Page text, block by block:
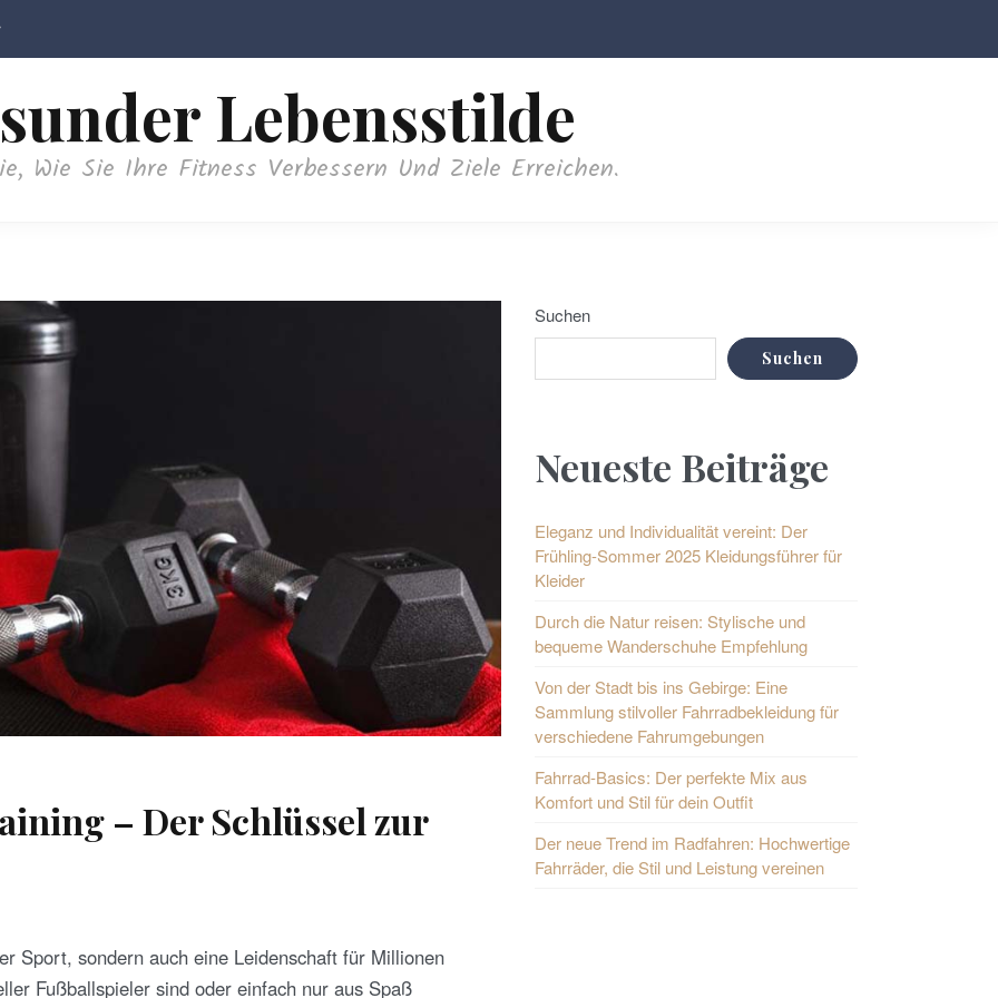
Lebensstilde
Wie Sie Ihre Fitness Verbessern Und Ziele Erreichen.
– Der Schlüssel zur
Sport, sondern auch eine Leidenschaft für Millionen
Fußballspieler sind oder einfach nur aus Spaß
Suchen
Suchen
Neueste Beiträge
Eleganz und Individualität vereint: Der
Frühling-Sommer 2025 Kleidungsführer für
Kleider
Durch die Natur reisen: Stylische und
bequeme Wanderschuhe Empfehlung
Von der Stadt bis ins Gebirge: Eine
Sammlung stilvoller Fahrradbekleidung für
verschiedene Fahrumgebungen
Fahrrad-Basics: Der perfekte Mix aus
Komfort und Stil für dein Outfit
Der neue Trend im Radfahren: Hochwertige
Fahrräder, die Stil und Leistung vereinen